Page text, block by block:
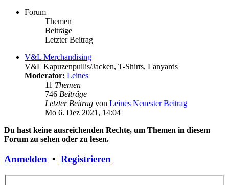
Forum
Themen
Beiträge
Letzter Beitrag
V&L Merchandising
V&L Kapuzenpullis/Jacken, T-Shirts, Lanyards
Moderator: Leines
11 Themen
746 Beiträge
Letzter Beitrag von Leines Neuester Beitrag
Mo 6. Dez 2021, 14:04
Du hast keine ausreichenden Rechte, um Themen in diesem
Forum zu sehen oder zu lesen.
Anmelden • Registrieren